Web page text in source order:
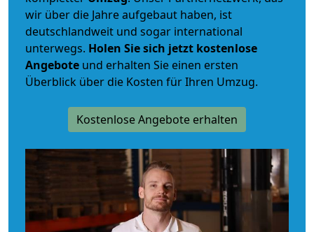
wir über die Jahre aufgebaut haben, ist
deutschlandweit und sogar international
unterwegs. Holen Sie sich jetzt kostenlose
Angebote und erhalten Sie einen ersten
Überblick über die Kosten für Ihren Umzug.
Kostenlose Angebote erhalten